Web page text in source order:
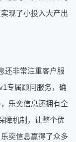
现了小投入大产出
还非常注重客户服
专属顾问服务，确
乐奕信息还拥有全
障机制，让整个优
奕信息赢得了众多